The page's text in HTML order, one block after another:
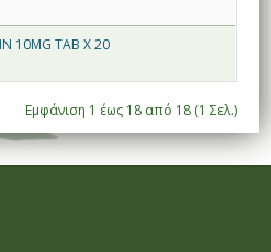
10MG TAB X 20
Εμφάνιση 1 έως 18 από 18 (1 Σελ.)